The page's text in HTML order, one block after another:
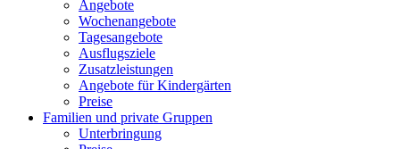
Angebote
Wochenangebote
Tagesangebote
Ausflugsziele
Zusatzleistungen
Angebote für Kindergärten
Preise
Familien und private Gruppen
Unterbringung